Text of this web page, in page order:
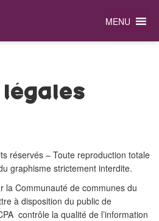
MENU
légales
réservés – Toute reproduction totale
graphisme strictement interdite.
la Communauté de communes du
à disposition du public de
contrôle la qualité de l’information